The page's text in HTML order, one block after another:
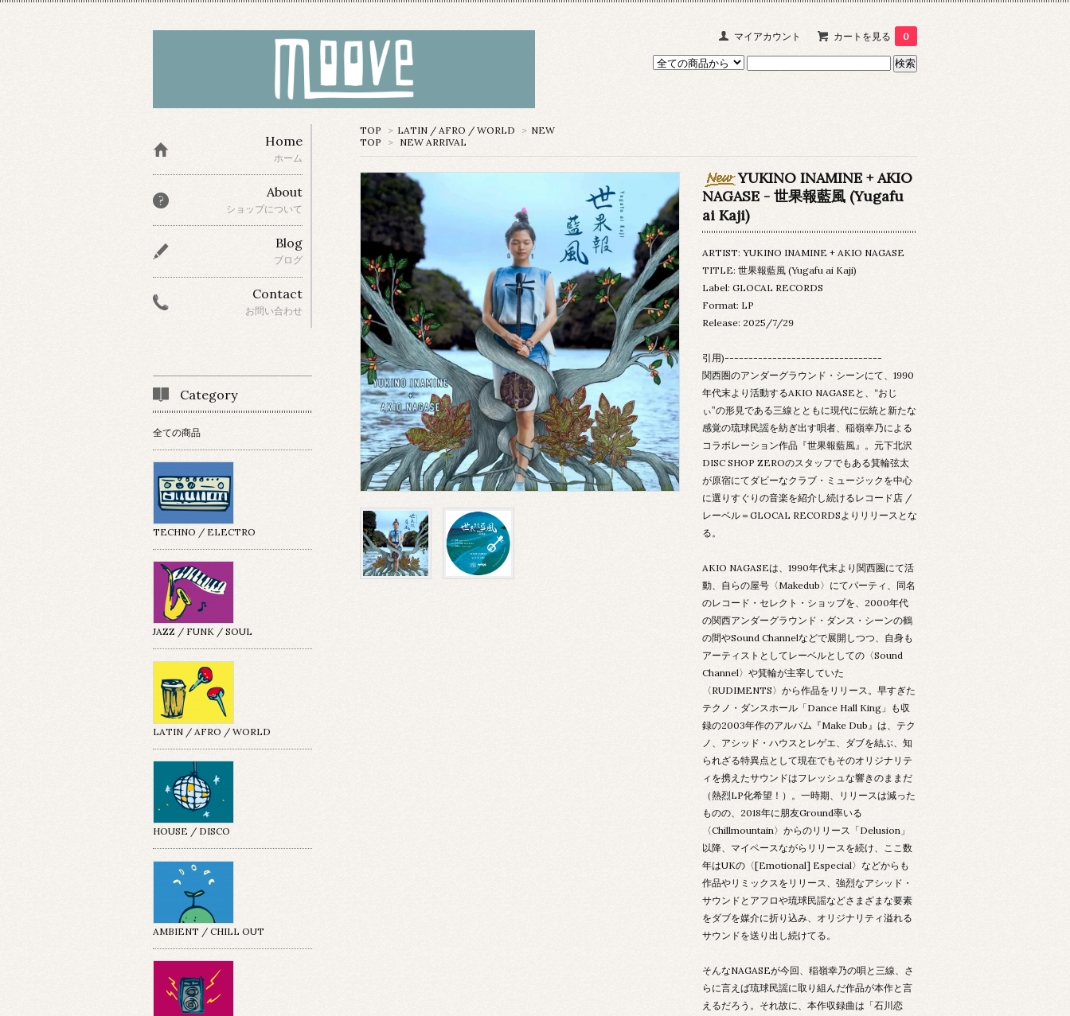
マイアカウント カートを見る 0
TOP > LATIN / AFRO / WORLD > NEW
TOP
> NEW ARRIVAL
YUKINO INAMINE + AKIO
NAGASE - 世果報藍風 (Yugafu
ai Kaji)
ARTIST: YUKINO INAMINE + AKIO NAGASE
TITLE: 世果報藍風 (Yugafu ai Kaji)
Label: GLOCAL RECORDS
Format: LP
Release: 2025/7/29
引用)---------------------------------
関西圏のアンダーグラウンド・シーンにて、1990
年代末より活動するAKIO NAGASEと、“おじ
ぃ”の形見である三線とともに現代に伝統と新たな
感覚の琉球民謡を紡ぎ出す唄者、稲嶺幸乃による
コラボレーション作品『世果報藍風』。元下北沢
DISC SHOP ZEROのスタッフでもある箕輪弦太
が原宿にてダビーなクラブ・ミュージックを中心
に選りすぐりの音楽を紹介し続けるレコード店 /
レーベル＝GLOCAL RECORDSよりリリースとな
る。
AKIO NAGASEは、1990年代末より関西圏にて活
動、自らの屋号〈Makedub〉にてパーティ、同名
のレコード・セレクト・ショップを、2000年代
の関西アンダーグラウンド・ダンス・シーンの鶴
の間やSound Channelなどで展開しつつ、自身も
アーティストとしてレーベルとしての〈Sound
Channel〉や箕輪が主宰していた
〈RUDIMENTS〉から作品をリリース。早すぎた
テクノ・ダンスホール「Dance Hall King」も収
録の2003年作のアルバム『Make Dub』は、テク
ノ、アシッド・ハウスとレゲエ、ダブを結ぶ、知
られざる特異点として現在でもそのオリジナリテ
ィを携えたサウンドはフレッシュな響きのままだ
（熱烈LP化希望！）。一時期、リリースは減った
ものの、2018年に朋友Ground率いる
〈Chillmountain〉からのリリース「Delusion」
以降、マイペースながらリリースを続け、ここ数
年はUKの〈[Emotional] Especial〉などからも
作品やリミックスをリリース、強烈なアシッド・
サウンドとアフロや琉球民謡などさまざまな要素
をダブを媒介に折り込み、オリジナリティ溢れる
サウンドを送り出し続けてる。
そんなNAGASEが今回、稲嶺幸乃の唄と三線、さ
らに言えば琉球民謡に取り組んだ作品が本作と言
えるだろう。それ故に、本作収録曲は「石川恋
Home
ホーム
About
ショップについて
Blog
ブログ
Contact
お問い合わせ
Category
全ての商品
TECHNO / ELECTRO
JAZZ / FUNK / SOUL
LATIN / AFRO / WORLD
HOUSE / DISCO
AMBIENT / CHILL OUT